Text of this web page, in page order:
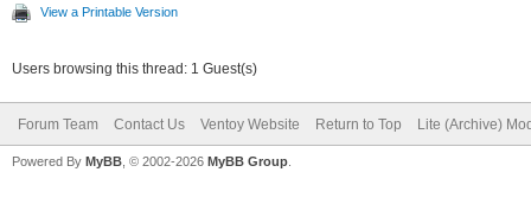
View a Printable Version
Users browsing this thread: 1 Guest(s)
Forum Team Contact Us Ventoy Website Return to Top Lite (Archive)
Powered By MyBB , © 2002-2026 MyBB Group